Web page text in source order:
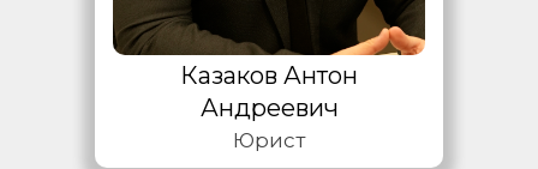
Казаков Антон
Андреевич
Юрист